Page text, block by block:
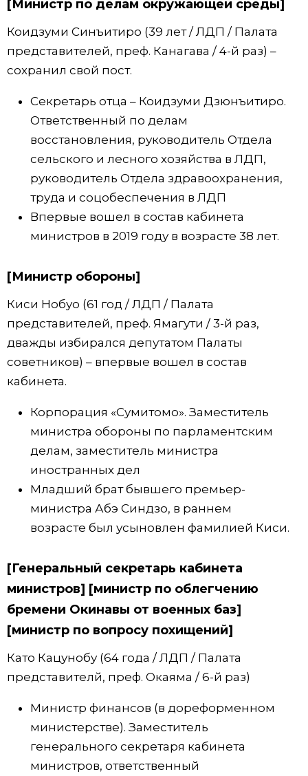
[Министр по делам окружающей среды]
Коидзуми Синъитиро (39 лет / ЛДП / Палата
представителей, преф. Канагава / 4-й раз) –
сохранил свой пост.
Секретарь отца – Коидзуми Дзюнъитиро.
Ответственный по делам
восстановления, руководитель Отдела
сельского и лесного хозяйства в ЛДП,
руководитель Отдела здравоохранения,
труда и соцобеспечения в ЛДП
Впервые вошел в состав кабинета
министров в 2019 году в возрасте 38 лет.
[Министр обороны]
Киси Нобуо (61 год / ЛДП / Палата
представителей, преф. Ямагути / 3-й раз,
дважды избирался депутатом Палаты
советников) – впервые вошел в состав
кабинета.
Корпорация «Сумитомо». Заместитель
министра обороны по парламентским
делам, заместитель министра
иностранных дел
Младший брат бывшего премьер-
министра Абэ Синдзо, в раннем
возрасте был усыновлен фамилией Киси.
[Генеральный секретарь кабинета
министров] [министр по облегчению
бремени Окинавы от военных баз]
[министр по вопросу похищений]
Като Кацунобу (64 года / ЛДП / Палата
представителй, преф. Окаяма / 6-й раз)
Министр финансов (в дореформенном
министерстве). Заместитель
генерального секретаря кабинета
министров, ответственный